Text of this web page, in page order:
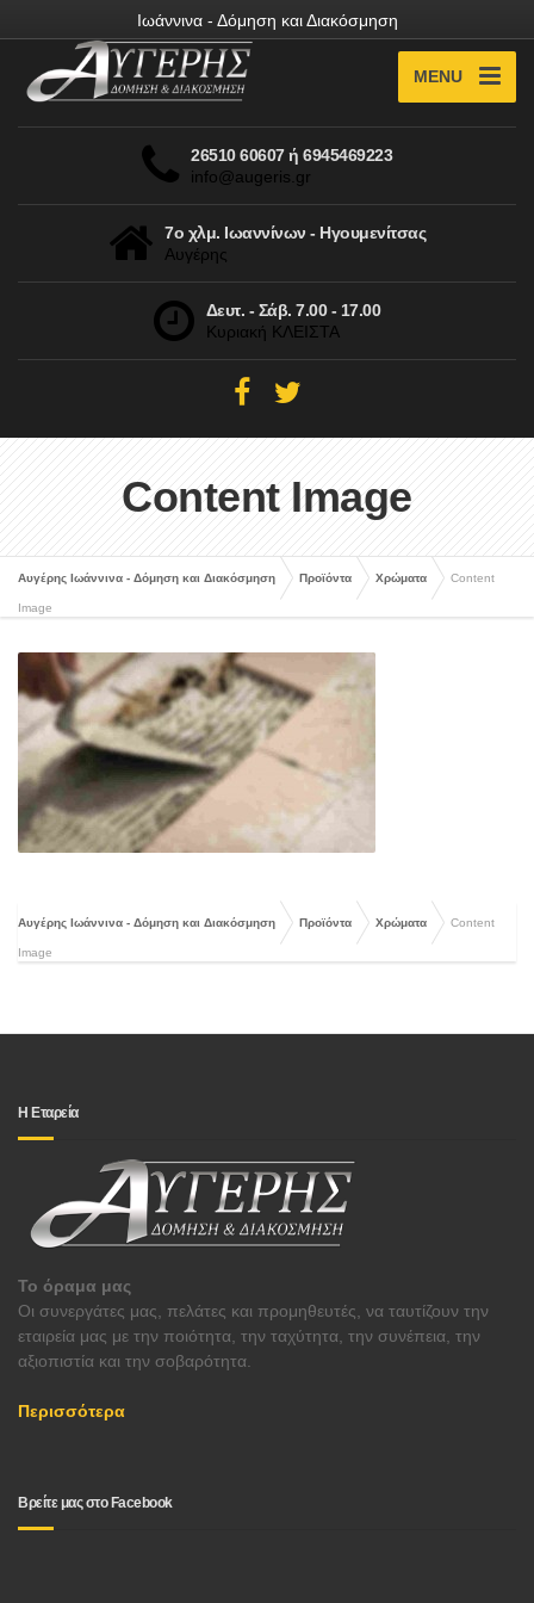
Ιωάννινα - Δόμηση και Διακόσμηση
MENU
26510 60607 ή 6945469223
info@augeris.gr
7ο χλμ. Ιωαννίνων - Ηγουμενίτσας
Αυγέρης
Δευτ. - Σάβ. 7.00 - 17.00
Κυριακή ΚΛΕΙΣΤΑ
Content Image
Αυγέρης Ιωάννινα - Δόμηση και Διακόσμηση Προϊόντα Χρώματα Content
Image
Αυγέρης Ιωάννινα - Δόμηση και Διακόσμηση Προϊόντα Χρώματα Content
Image
Η Εταρεία
Το όραμα μας
Οι συνεργάτες μας, πελάτες και προμηθευτές, να ταυτίζουν την
εταιρεία μας με την ποιότητα, την ταχύτητα, την συνέπεια, την
αξιοπιστία και την σοβαρότητα.
Περισσότερα
Βρείτε μας στο Facebook